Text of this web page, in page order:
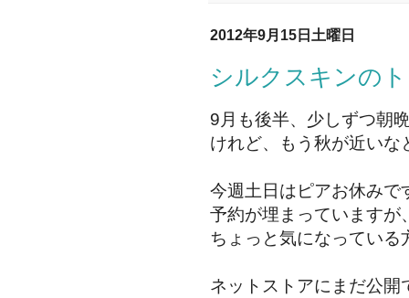
2012年9月15日土曜日
シルクスキンの
9月も後半、少しずつ朝
けれど、もう秋が近いな
今週土日はピアお休みで
予約が埋まっていますが
ちょっと気になっている
ネットストアにまだ公